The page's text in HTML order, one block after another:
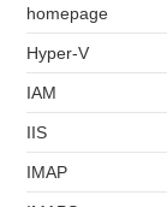
homepage
Hyper-V
IAM
IIS
IMAP